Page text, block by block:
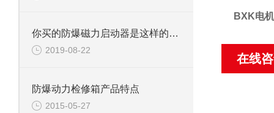
你买的防爆磁力启动器是这样的吗？
2019-08-22
防爆动力检修箱产品特点
2015-05-27
BXK电
在线